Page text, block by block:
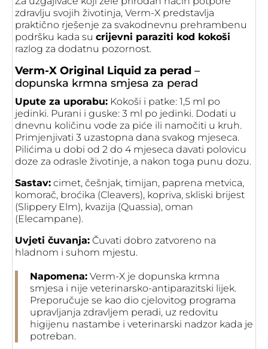
zdravlju svojih životinja, Verm-X predstavlja
praktično rješenje za svakodnevnu prehrambenu
podršku kada su crijevni paraziti kod kokoši
razlog za dodatnu pozornost.
Verm-X Original Liquid za perad –
dopunska krmna smjesa za perad
Upute za uporabu: Kokoši i patke: 1,5 ml po
jedinki. Purani i guske: 3 ml po jedinki. Dodati u
dnevnu količinu vode za piće ili namočiti u kruh.
Primjenjivati 3 uzastopna dana svakog mjeseca.
Pilićima u dobi od 2 do 4 mjeseca davati polovicu
doze za odrasle životinje, a nakon toga punu dozu.
Sastav: cimet, češnjak, timijan, paprena metvica,
komorač, broćika (Cleavers), kopriva, skliski brijest
(Slippery Elm), kvazija (Quassia), oman
(Elecampane).
Uvjeti čuvanja: Čuvati dobro zatvoreno na
hladnom i suhom mjestu.
Napomena: Verm-X je dopunska krmna
smjesa i nije veterinarsko-antiparazitski lijek.
Preporučuje se kao dio cjelovitog programa
upravljanja zdravljem peradi, uz redovitu
higijenu nastambe i veterinarski nadzor kada je
potreban.